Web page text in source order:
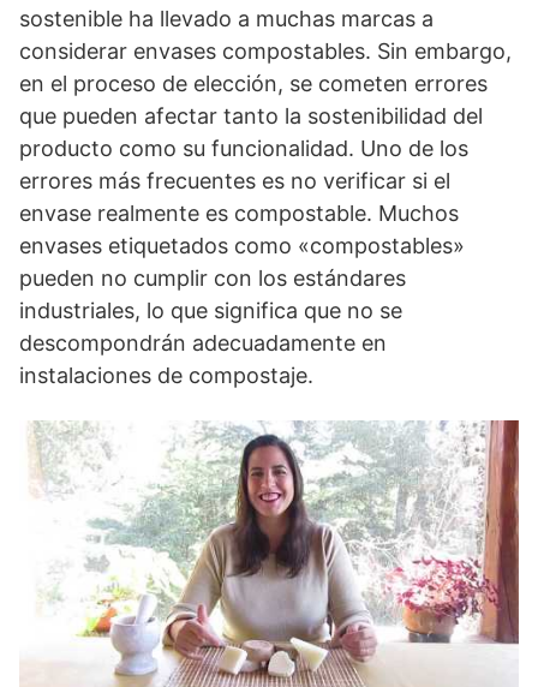
sostenible ha llevado a muchas marcas a
considerar envases compostables. Sin embargo,
en el proceso de elección, se cometen errores
que pueden afectar tanto la sostenibilidad del
producto como su funcionalidad. Uno de los
errores más frecuentes es no verificar si el
envase realmente es compostable. Muchos
envases etiquetados como «compostables»
pueden no cumplir con los estándares
industriales, lo que significa que no se
descompondrán adecuadamente en
instalaciones de compostaje.